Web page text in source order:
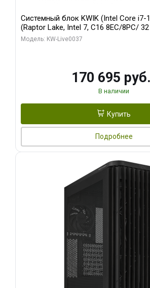
Системный блок KWIK (Intel Core i7-
(Raptor Lake, Intel 7, C16 8EC/8PC/
модуля)/ Gigabyte RTX5070 AERO OC
Модель: KW-Live0037
170 695 руб.
В наличии
Купить
Подробнее